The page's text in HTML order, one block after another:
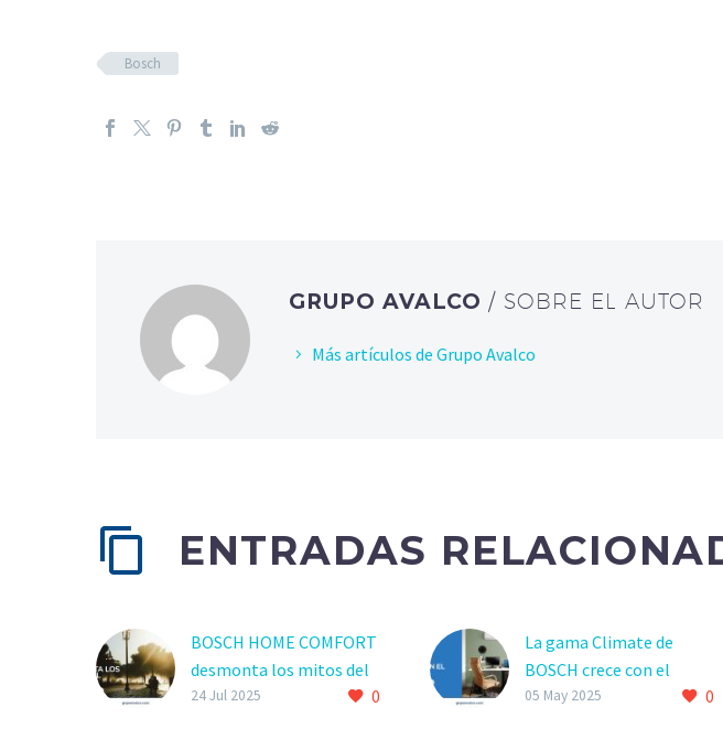
Bosch
GRUPO AVALCO/ SOBRE EL AUTOR
Más artículos de Grupo Avalco
ENTRADAS
BOSCH HOME COMFORT
desmonta los mitos del
calor extremo
0
24 Jul 2025
La gama Climate de
BOSCH crece con el
nuevo modelo CL 3200i 0
05 May 2025